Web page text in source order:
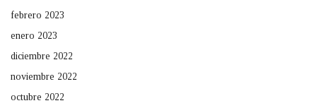
febrero 2023
enero 2023
diciembre 2022
noviembre 2022
octubre 2022